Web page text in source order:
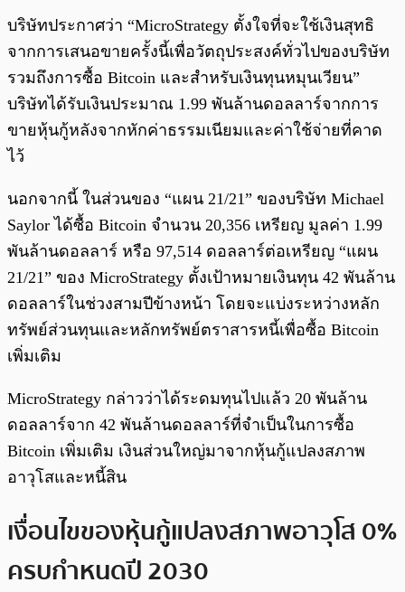
บริษัทประกาศว่า “MicroStrategy ตั้งใจที่จะใช้เงินสุทธิ
จากการเสนอขายครั้งนี้เพื่อวัตถุประสงค์ทั่วไปของบริษัท
รวมถึงการซื้อ Bitcoin และสำหรับเงินทุนหมุนเวียน”
บริษัทได้รับเงินประมาณ 1.99 พันล้านดอลลาร์จากการ
ขายหุ้นกู้หลังจากหักค่าธรรมเนียมและค่าใช้จ่ายที่คาด
ไว้
นอกจากนี้ ในส่วนของ “แผน 21/21” ของบริษัท Michael
Saylor ได้ซื้อ Bitcoin จำนวน 20,356 เหรียญ มูลค่า 1.99
พันล้านดอลลาร์ หรือ 97,514 ดอลลาร์ต่อเหรียญ “แผน
21/21” ของ MicroStrategy ตั้งเป้าหมายเงินทุน 42 พันล้าน
ดอลลาร์ในช่วงสามปีข้างหน้า โดยจะแบ่งระหว่างหลัก
ทรัพย์ส่วนทุนและหลักทรัพย์ตราสารหนี้เพื่อซื้อ Bitcoin
เพิ่มเติม
MicroStrategy กล่าวว่าได้ระดมทุนไปแล้ว 20 พันล้าน
ดอลลาร์จาก 42 พันล้านดอลลาร์ที่จำเป็นในการซื้อ
Bitcoin เพิ่มเติม เงินส่วนใหญ่มาจากหุ้นกู้แปลงสภาพ
อาวุโสและหนี้สิน
เงื่อนไขของหุ้นกู้แปลงสภาพอาวุโส 0%
ครบกำหนดปี 2030